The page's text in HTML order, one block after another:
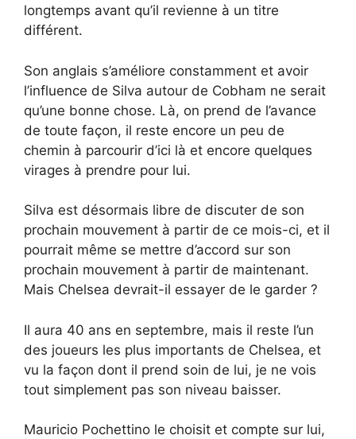
longtemps avant qu’il revienne à un titre
différent.
Son anglais s’améliore constamment et avoir
l’influence de Silva autour de Cobham ne serait
qu’une bonne chose. Là, on prend de l’avance
de toute façon, il reste encore un peu de
chemin à parcourir d’ici là et encore quelques
virages à prendre pour lui.
Silva est désormais libre de discuter de son
prochain mouvement à partir de ce mois-ci, et il
pourrait même se mettre d’accord sur son
prochain mouvement à partir de maintenant.
Mais Chelsea devrait-il essayer de le garder ?
Il aura 40 ans en septembre, mais il reste l’un
des joueurs les plus importants de Chelsea, et
vu la façon dont il prend soin de lui, je ne vois
tout simplement pas son niveau baisser.
Mauricio Pochettino le choisit et compte sur lui,